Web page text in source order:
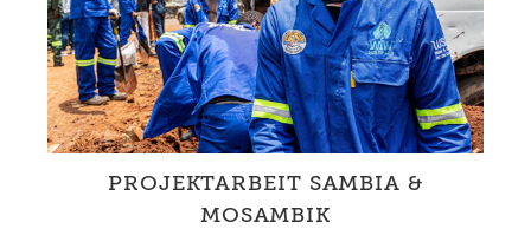
PROJEKTARBEIT SAMBIA &
MOSAMBIK